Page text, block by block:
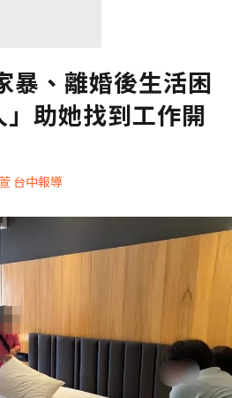
暴、離婚後生活困
助她找到工作開
台中報導